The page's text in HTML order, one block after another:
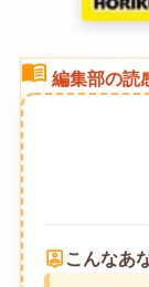
menu_book 編集部の読
person_pin こんなあ